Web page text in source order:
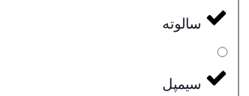
سالوته
سیمپل